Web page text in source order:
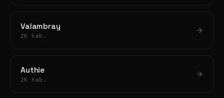
Valambray
2K hab.
Authie
2K hab.